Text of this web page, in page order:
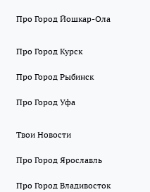
Про Город Йошкар-Ола
Про Город Курск
Про Город Рыбинск
Про Город Уфа
Твои Новости
Про Город Ярославль
Про Город Владивосток